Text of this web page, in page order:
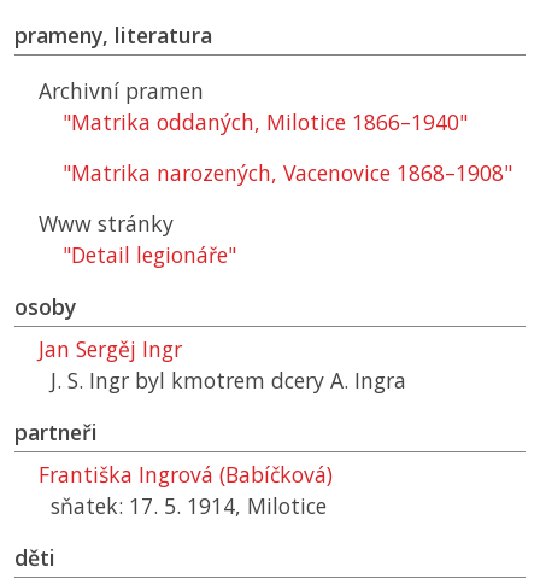
prameny, literatura
Archivní pramen
"Matrika oddaných, Milotice 1866–1940"
"Matrika narozených, Vacenovice 1868–1908"
Www stránky
"Detail legionáře"
osoby
Jan Sergěj Ingr
J. S. Ingr byl kmotrem dcery A. Ingra
partneři
Františka Ingrová (Babíčková)
sňatek: 17. 5. 1914, Milotice
děti